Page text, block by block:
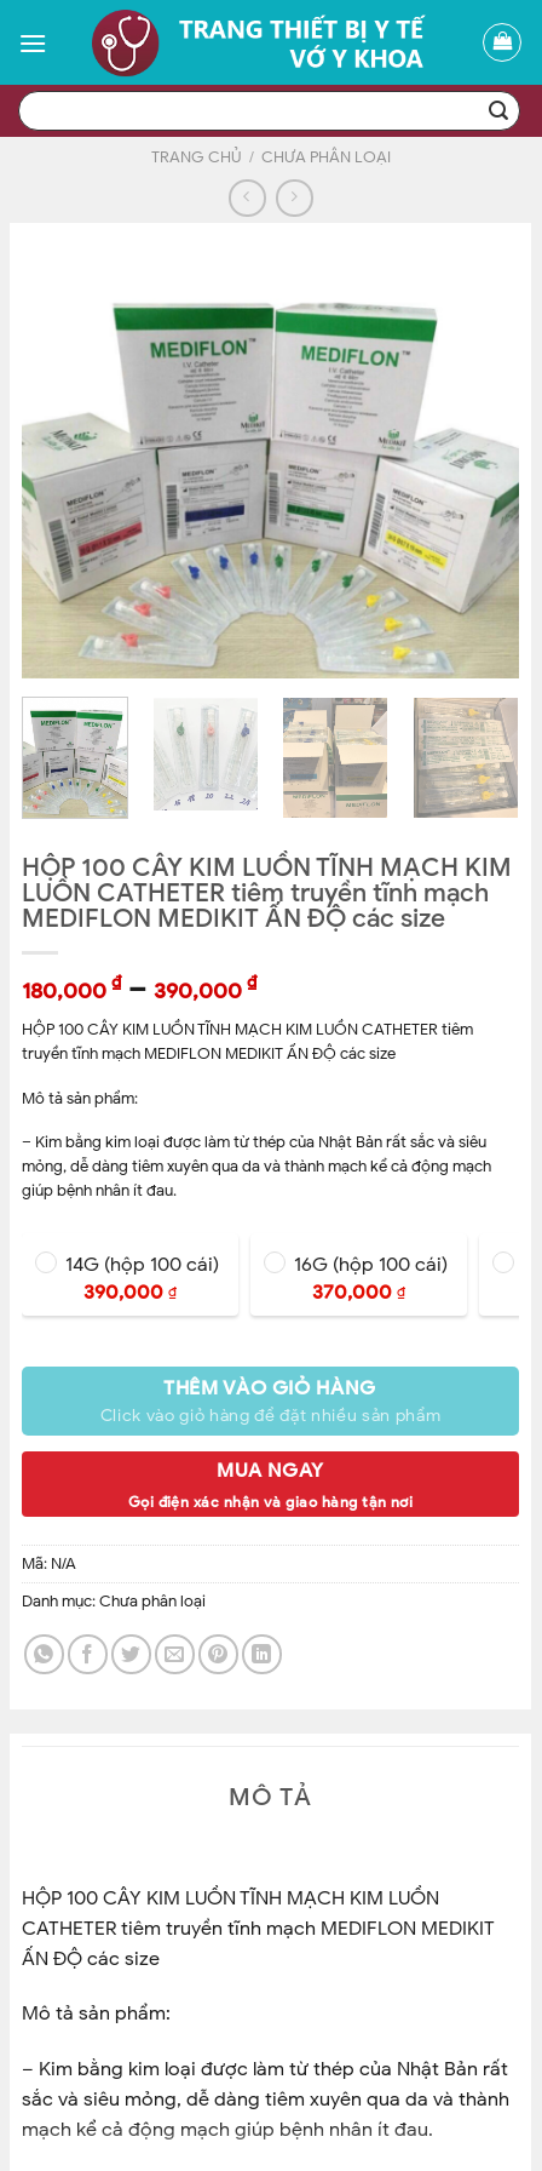
Tìm
kiếm:
TRANG CHỦ / CHƯA PHÂN LOẠI
HỘP 100 CÂY KIM LUỒN TĨNH MẠCH KIM
LUỒN CATHETER tiêm truyền tĩnh mạch
MEDIFLON MEDIKIT ẤN ĐỘ các size
180,000 ₫– 390,000 ₫
HỘP 100 CÂY KIM LUỒN TĨNH MẠCH KIM LUỒN CATHETER tiêm
truyền tĩnh mạch MEDIFLON MEDIKIT ẤN ĐỘ các size
Mô tả sản phẩm:
– Kim bằng kim loại được làm từ thép của Nhật Bản rất sắc và siêu
mỏng, dễ dàng tiêm xuyên qua da và thành mạch kể cả động mạch
giúp bệnh nhân ít đau.
FEP (Teflon) giúp kim có tính đàn hồi cao và không bị gẫy gập. Ngoài
ra trên kim có in đường cản quang, giúp theo dõi dòng chảy một
cách dễ dàng.
vực khác nhau trên cơ thể như cổ, bẹn, cẳng tay, mu tay, mu chân,
– Ống nhựa bảo vệ bao ngoài giúp phòng ngừa tai nạn nguy hiểm từ
kim.
– Tiệt trùng bằng trùm điện tử, không gây dị ứng cho bệnh nhân và
thân thiện với môi trường.
Mỗi cỡ kim có màu riêng biệt ở đốc kim và ở vỏ, dễ nhận biết, lựa
chọn, giảm thiểu nhầm lẫn đặc biệt trong các tình huống cấp cứu.
14G (hộp 100 cái)
390,000 ₫
16G (hộp 100 cái)
370,000 ₫
THÊM VÀO GIỎ HÀNG
Click vào giỏ hàng để đặt nhiều sản phẩm
MUA NGAY
Gọi điện xác nhận và giao hàng tận nơi
Mã: N/A
Danh mục:Chưa phân loại
MÔ TẢ
HỘP 100 CÂY KIM LUỒN TĨNH MẠCH KIM LUỒN
CATHETER tiêm truyền tĩnh mạch MEDIFLON MEDIKIT
ẤN ĐỘ các size
Mô tả sản phẩm:
– Kim bằng kim loại được làm từ thép của Nhật Bản rất
sắc và siêu mỏng, dễ dàng tiêm xuyên qua da và thành
mạch kể cả động mạch giúp bệnh nhân ít đau.